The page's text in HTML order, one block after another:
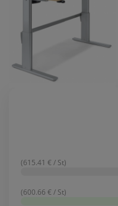
(615.41 € / St)
(600.66 € / St)